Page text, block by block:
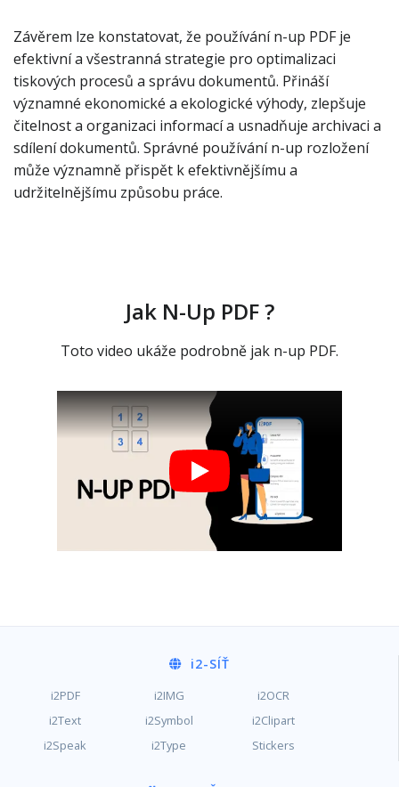
Závěrem lze konstatovat, že používání n-up PDF je
efektivní a všestranná strategie pro optimalizaci
tiskových procesů a správu dokumentů. Přináší
významné ekonomické a ekologické výhody, zlepšuje
čitelnost a organizaci informací a usnadňuje archivaci a
sdílení dokumentů. Správné používání n-up rozložení
může významně přispět k efektivnějšímu a
udržitelnějšímu způsobu práce.
Jak N-Up PDF ?
Toto video ukáže podrobně jak n-up PDF.
i2-SÍŤ
i2PDF i2IMG
i2OCR
i2Text
i2Symbol
i2Clipart
i2Speak
i2Type Stickers